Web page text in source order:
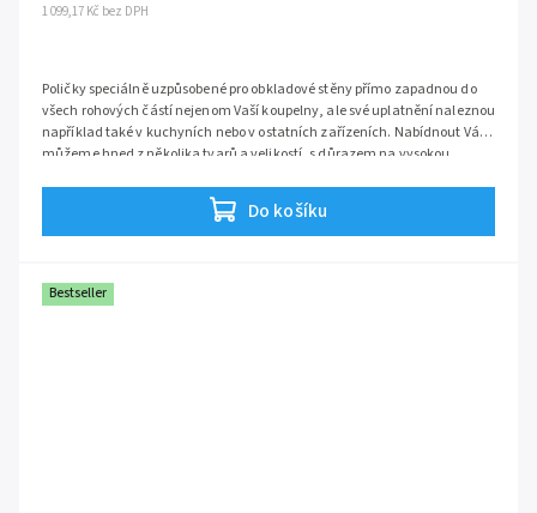
1 099,17 Kč bez DPH
Do košíku
Poličky speciálně uzpůsobené pro obkladové stěny přímo zapadnou do
všech rohových částí nejenom Vaší koupelny, ale své uplatnění naleznou
například také v kuchyních nebo v ostatních zařízeních. Nabídnout Vám
můžeme hned z několika tvarů a velikostí, s důrazem na vysokou
Bestseller